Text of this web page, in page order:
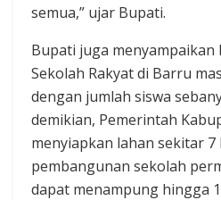
semua,” ujar Bupati.
Bupati juga menyampaikan
Sekolah Rakyat di Barru
dengan jumlah siswa
demikian, Pemerintah
menyiapkan lahan sekitar
pembangunan sekolah
dapat menampung hingga